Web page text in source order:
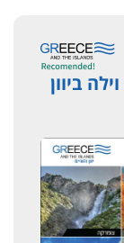
ביוון